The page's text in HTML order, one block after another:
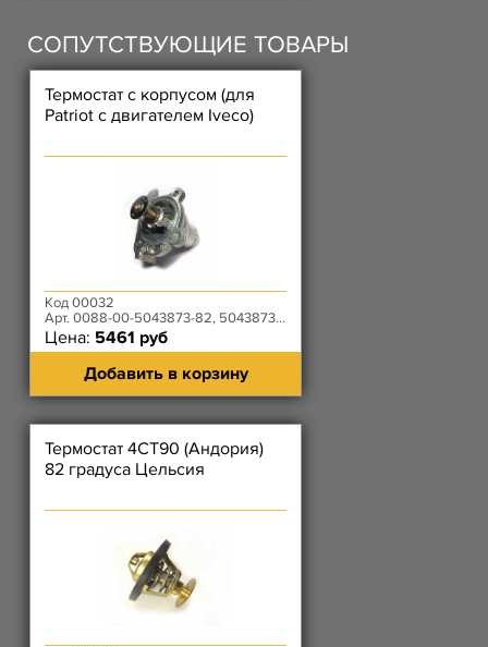
СОПУТСТВУЮЩИЕ ТОВАРЫ
Термостат с корпусом (для
Patriot с двигателем Iveco)
Код 00032
Арт. 0088-00-5043873-82, 504387382
Цена: 5461 руб
Добавить в корзину
Термостат 4CT90 (Андория)
82 градуса Цельсия